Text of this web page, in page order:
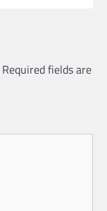
Required fields are